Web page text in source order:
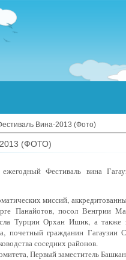
Вина-2013 (Фото)
(ФОТО)
Фестиваль вина
миссий,
Панайотов, посол Венгрии
Турции Орхан Ишик, а также
почетный гражданин Гагаузии
соседних районов.
Первый заместитель